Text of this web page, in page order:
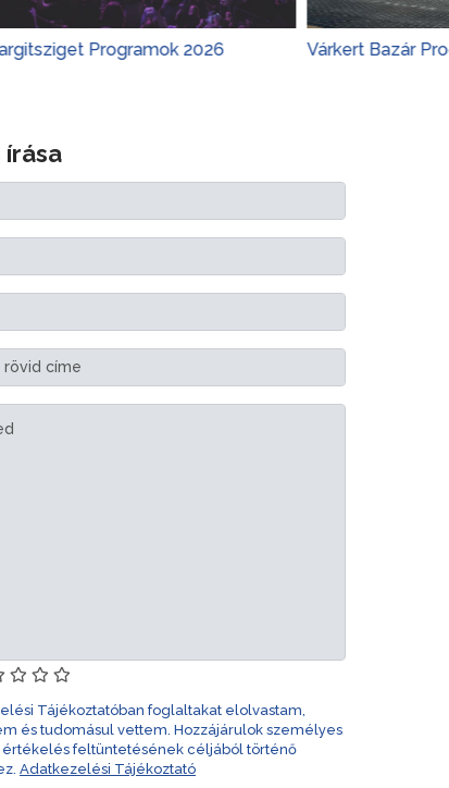
Programok 2026 Várkert Bazár Programok
írása
Tájékoztatóban foglaltakat elolvastam,
és tudomásul vettem. Hozzájárulok személyes
értékelés feltüntetésének céljából történő
Adatkezelési Tájékoztató